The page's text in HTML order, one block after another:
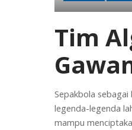
Tim
Sepakbola
legenda-legenda
mampu